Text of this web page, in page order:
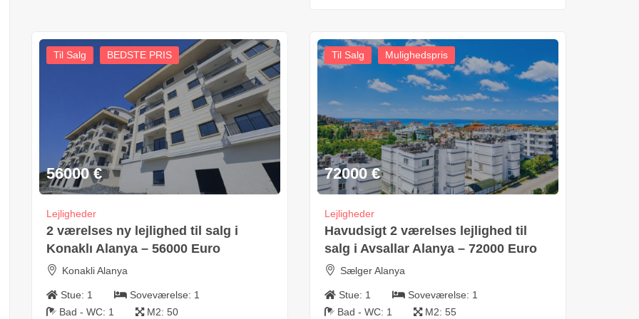
Til Salg BEDSTE PRIS
56000 €
Lejligheder
2 værelses ny lejlighed til salg i
Konaklı Alanya – 56000 Euro
Konakli Alanya
Stue: 1 Soveværelse: 1
Bad - WC: 1 M2: 50
Til Salg Mulighedspris
72000 €
Lejligheder
Havudsigt 2 værelses lejlighed til
salg i Avsallar Alanya – 72000 Euro
Sælger Alanya
Stue: 1 Soveværelse: 1
Bad - WC: 1 M2: 55